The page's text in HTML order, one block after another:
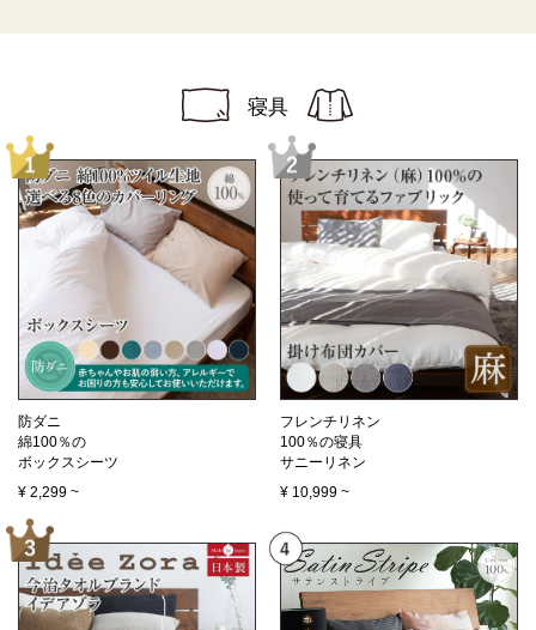
寝具
防ダニ
綿100％の
ボックスシーツ
¥ 2,299 ~
フレンチリネン
100％の寝具
サニーリネン
¥ 10,999 ~